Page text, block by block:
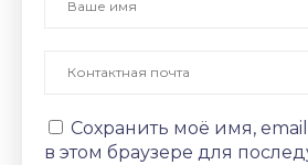
Сохранить моё имя,
в этом браузере для